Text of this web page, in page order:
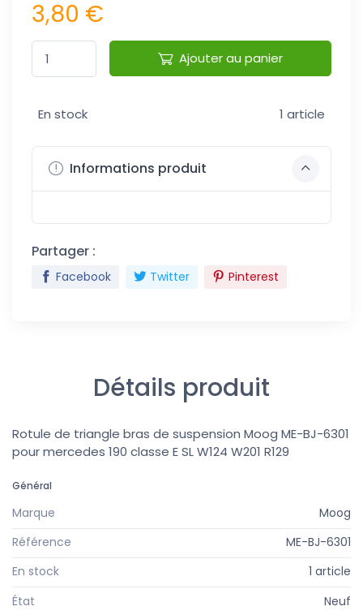
3,80 €
Ajouter au panier
En stock 1 article
Informations produit
Partager :
Facebook Twitter Pinterest
Détails produit
Rotule de triangle bras de suspension Moog ME-BJ-6301
pour mercedes 190 classe E SL W124 W201 R129
Général
Marque
Moog
Référence
ME-BJ-6301
En stock
1 article
État
Neuf